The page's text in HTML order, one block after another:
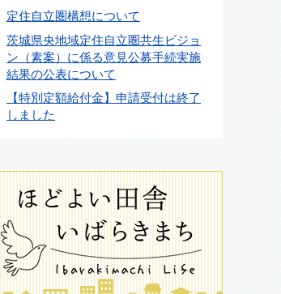
定住自立圏構想について
茨城県央地域定住自立圏共生ビジョ
ン（素案）に係る意見公募手続実施
結果の公表について
【特別定額給付金】申請受付は終了
しました